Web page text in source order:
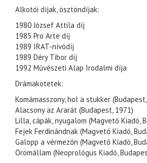
Alkotói díjak, ösztöndíjak:
1980 József Attila díj
1985 Pro Arte díj
1989 IRAT-nívódíj
1989 Déry Tibor díj
1992 Művészeti Alap Irodalmi díja
Drámakötetek:
Komámasszony, hol a stukker
Alacsony az Ararát (Budapest, 1971)
Lilla, cápák, nyugalom (Magvető Kiadó,
Fejek Ferdinándnak (Magvető Kiadó,
Galopp a vérmezőn (Magvető Kiadó,
Örömállam (Neoprológus Kiadó,